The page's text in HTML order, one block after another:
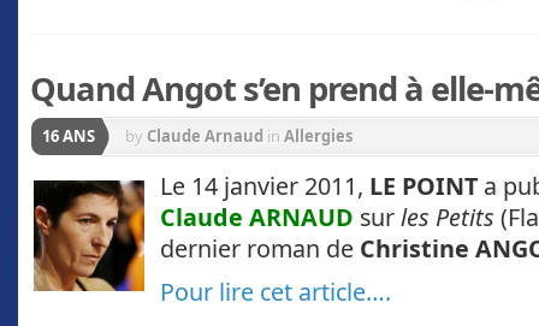
Quand Angot s’en prend à elle-
16 ANS by Claude Arnaud in Allergies
Le 14 janvier 2011, LE POINT a
Claude ARNAUD surles Petits
dernier roman de Christine
Pour lire cet article….